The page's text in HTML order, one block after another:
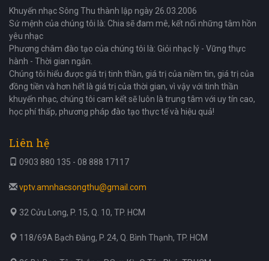
Khuyến nhạc Sông Thu thành lập ngày 26.03.2006
Sứ mệnh của chúng tôi là: Chia sẽ đam mê, kết nối những tâm hồn
yêu nhạc
Phương châm đào tạo của chúng tôi là: Giỏi nhạc lý - Vững thực
hành - Thời gian ngắn.
Chúng tôi hiểu được giá trị tinh thần, giá trị của niềm tin, giá trị của
đồng tiền và hơn hết là giá trị của thời gian, vì vậy với tinh thần
khuyến nhạc, chúng tôi cam kết sẽ luôn là trung tâm với uy tín cao,
học phí thấp, phương pháp đào tạo thực tế và hiệu quả!
Liên hệ
0903 880 135 - 08 888 17117
vptv.amnhacsongthu@gmail.com
32 Cửu Long, P. 15, Q. 10, TP. HCM
118/69A Bạch Đằng, P. 24, Q. Bình Thạnh, TP. HCM